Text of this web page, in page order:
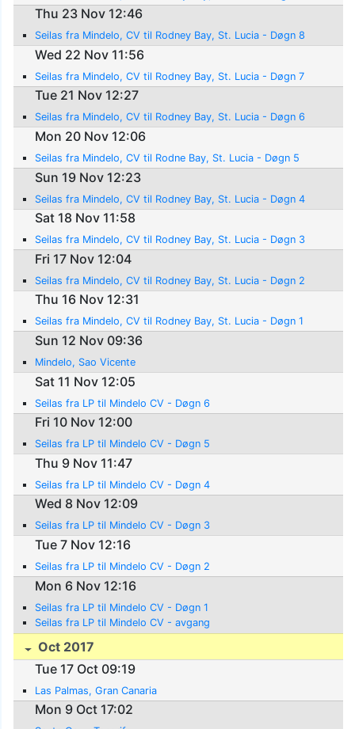
Thu 23 Nov 12:46
Seilas fra Mindelo, CV til Rodney Bay, St. Lucia - Døgn 8
Wed 22 Nov 11:56
Seilas fra Mindelo, CV til Rodney Bay, St. Lucia - Døgn 7
Tue 21 Nov 12:27
Seilas fra Mindelo, CV til Rodney Bay, St. Lucia - Døgn 6
Mon 20 Nov 12:06
Seilas fra Mindelo, CV til Rodne Bay, St. Lucia - Døgn 5
Sun 19 Nov 12:23
Seilas fra Mindelo, CV til Rodney Bay, St. Lucia - Døgn 4
Sat 18 Nov 11:58
Seilas fra Mindelo, CV til Rodney Bay, St. Lucia - Døgn 3
Fri 17 Nov 12:04
Seilas fra Mindelo, CV til Rodney Bay, St. Lucia - Døgn 2
Thu 16 Nov 12:31
Seilas fra Mindelo, CV til Rodney Bay, St. Lucia - Døgn 1
Sun 12 Nov 09:36
Mindelo, Sao Vicente
Sat 11 Nov 12:05
Seilas fra LP til Mindelo CV - Døgn 6
Fri 10 Nov 12:00
Seilas fra LP til Mindelo CV - Døgn 5
Thu 9 Nov 11:47
Seilas fra LP til Mindelo CV - Døgn 4
Wed 8 Nov 12:09
Seilas fra LP til Mindelo CV - Døgn 3
Tue 7 Nov 12:16
Seilas fra LP til Mindelo CV - Døgn 2
Mon 6 Nov 12:16
Seilas fra LP til Mindelo CV - Døgn 1
Seilas fra LP til Mindelo CV - avgang
Oct 2017
Tue 17 Oct 09:19
Las Palmas, Gran Canaria
Mon 9 Oct 17:02